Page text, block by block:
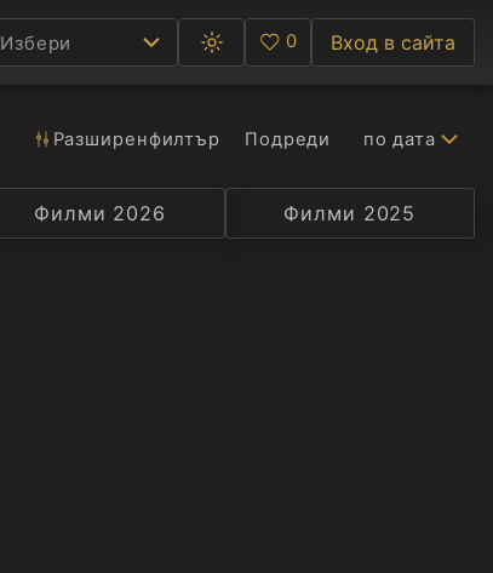
Избери
Превключване
между
светла
Любими
0 Вход в сайта
Разширенфилтър Подреди по дата
Селекция Превод Актьор
Филми 2026 Филми 2025